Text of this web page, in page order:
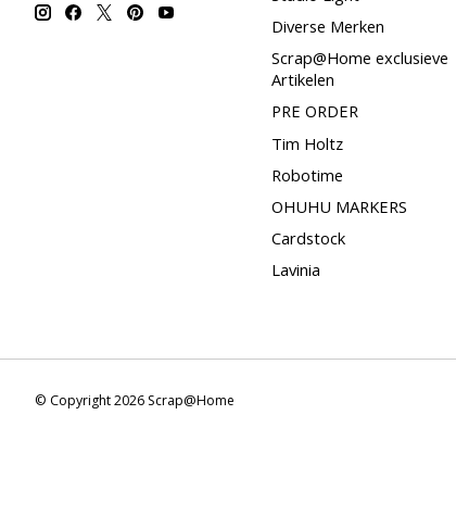
Diverse Merken
Scrap@Home exclusieve
Artikelen
PRE ORDER
Tim Holtz
Robotime
OHUHU MARKERS
Cardstock
Lavinia
© Copyright 2026 Scrap@Home